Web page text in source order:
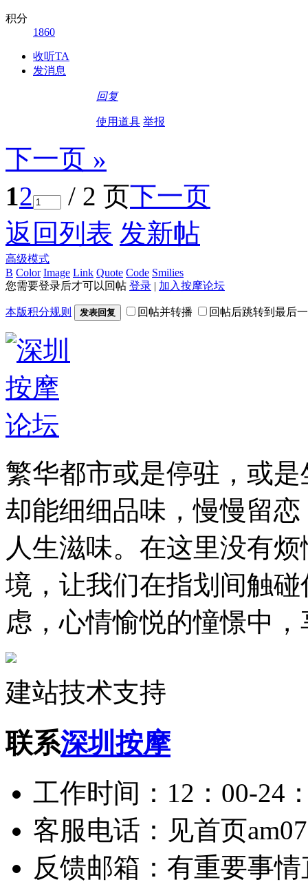
积分
1860
收听TA
发消息
回复
使用道具 举报
下一页 »
12 / 2 页下一页
返回列表 发新帖
高级模式
B Color Image Link Quote Code Smilies
您需要登录后才可以回帖 登录 | 加入按摩论坛
本版积分规则 发表回复 回帖并转播 回帖后跳转到最后
繁华都市或是停驻，或
却能细细品味，慢慢留
人生滋味。在这里没有
境，让我们在指划间触
虑，心情愉悦的憧憬中
建站技术支持
联系深圳按摩
工作时间：12：00-24
客服电话：见首页
反馈邮箱：有重要事